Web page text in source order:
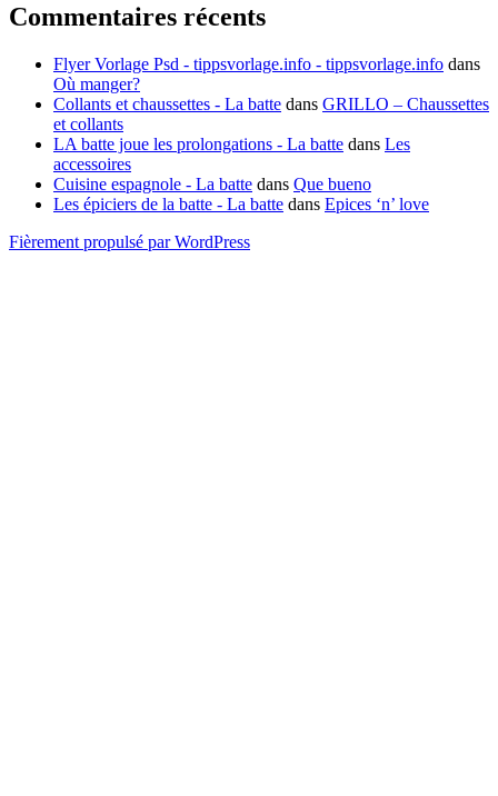
Commentaires récents
Flyer Vorlage Psd - tippsvorlage.info - tippsvorlage.info dans
Où manger?
Collants et chaussettes - La batte dans GRILLO – Chaussettes
et collants
LA batte joue les prolongations - La batte dans Les
accessoires
Cuisine espagnole - La batte dans Que bueno
Les épiciers de la batte - La batte dans Epices ‘n’ love
Fièrement propulsé par WordPress